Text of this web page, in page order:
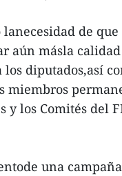
lanecesidad de
aún másla
los diputados,así
miembros
y los Comités del
una